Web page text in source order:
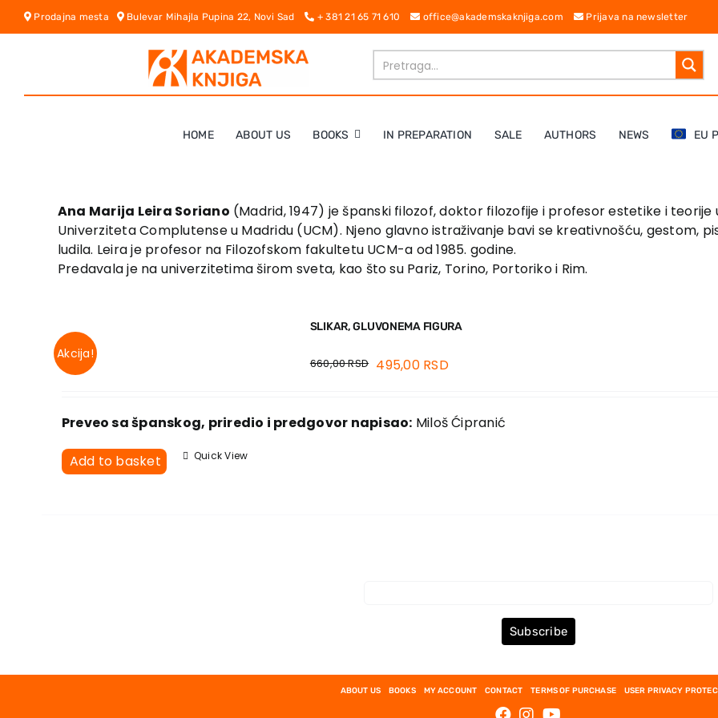
Skip
Prodajna mesta Bulevar Mihajla Pupina 22, Novi Sad + 381 21 65 71 610 office@akademskaknjiga.com Prijava na newsletter
HOME ABOUT US BOOKS IN PREPARATION SALE AUTHORS NEWS EU
Ana Marija Leira Soriano (Madrid, 1947) je španski filozof, doktor filozofije i profesor estetike i
Univerziteta Complutense u Madridu (UCM). Njeno glavno istraživanje bavi se kreativnošću, gestom,
ludila. Leira je profesor na Filozofskom fakultetu UCM-a od 1985. godine.
Predavala je na univerzitetima širom sveta, kao što su Pariz, Torino, Portoriko i Rim.
Akcija!
SLIKAR, GLUVONEMA FIGURA
660,00RSD 495,00 RSD
Preveo sa španskog, priredio i predgovor napisao: Miloš Ćipranić
Add to basket Quick View
Subscribe
ABOUT US BOOKS MY ACCOUNT CONTACT TERMS OF PURCHASE USER PRIVACY